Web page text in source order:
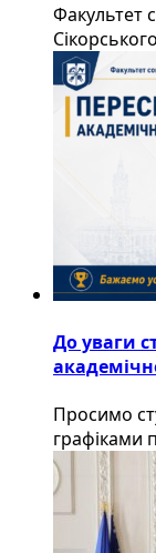
Факультет
До уваги
Просимо
графіками